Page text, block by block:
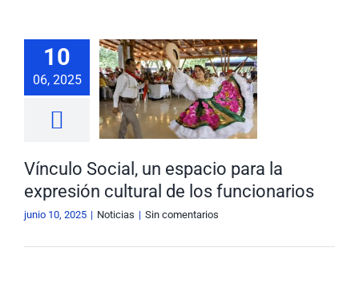
Rendición de Cuentas
Ayudas para Navegar
10
06, 2025
Social, un
para la
de los
NoticiasVínculo Social, un espacio para la
expresión cultural de los funcionarios
junio 10, 2025 | Noticias | Sin comentarios